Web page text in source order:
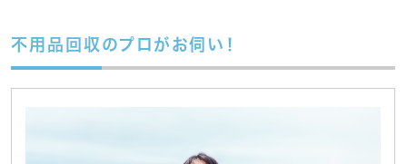
不用品回収のプロがお伺い！